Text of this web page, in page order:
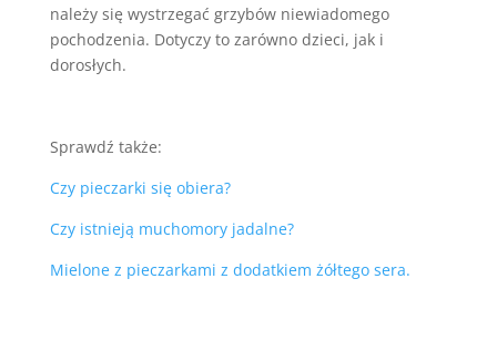
należy się wystrzegać grzybów niewiadomego
pochodzenia. Dotyczy to zarówno dzieci, jak i
dorosłych.
Sprawdź także:
Czy pieczarki się obiera?
Czy istnieją muchomory jadalne?
Mielone z pieczarkami z dodatkiem żółtego sera.